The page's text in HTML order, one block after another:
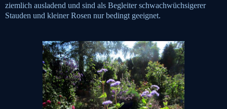
ziemlich ausladend und sind als Begleiter schwachwüchsigerer
Stauden und kleiner Rosen nur bedingt geeignet.